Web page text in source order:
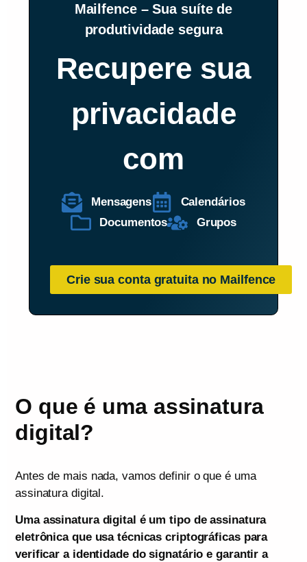
Mailfence – Sua suíte de
produtividade segura
Recupere sua
privacidade
com
Mensagens
Calendários
Documentos
Grupos
Crie sua conta gratuita no Mailfence
O que é uma assinatura
digital?
Antes de mais nada, vamos definir o que é uma
assinatura digital.
Uma assinatura digital é um tipo de assinatura
eletrônica que usa técnicas criptográficas para
verificar a identidade do signatário e garantir a